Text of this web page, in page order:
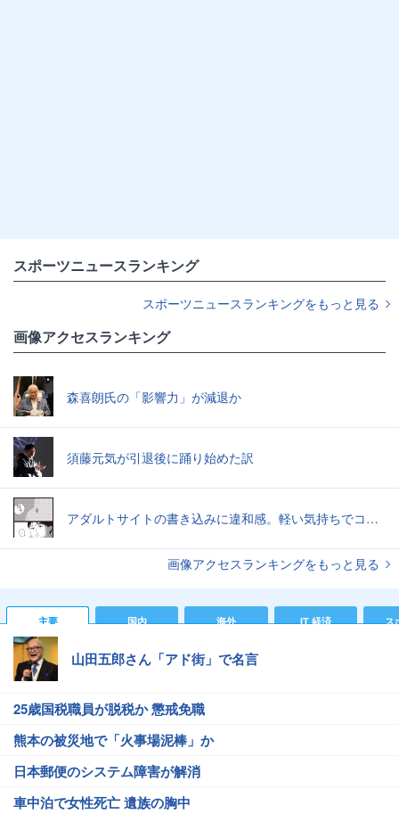
スポーツニュースランキング
スポーツニュースランキングをもっと見る
画像アクセスランキング
森喜朗氏の「影響力」が減退か
須藤元気が引退後に踊り始めた訳
アダルトサイトの書き込みに違和感。軽い気持ちでコメントしてみると…／近畿地方のある場所について（1）
画像アクセスランキングをもっと見る
主要 国内 海外 IT 経済 ス
山田五郎さん「アド街」で名言
25歳国税職員が脱税か 懲戒免職
熊本の被災地で「火事場泥棒」か
日本郵便のシステム障害が解消
車中泊で女性死亡 遺族の胸中